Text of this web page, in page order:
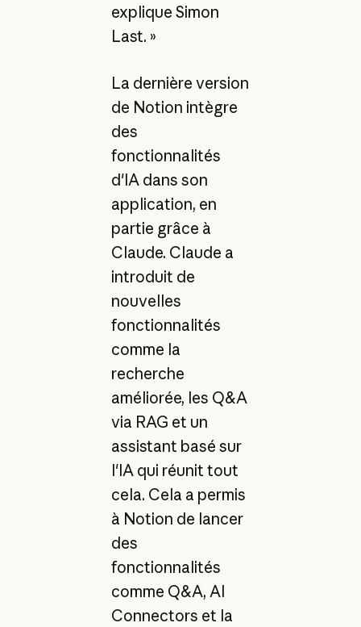
explique Simon
Last. »
La dernière version
de Notion intègre
des
fonctionnalités
d'IA dans son
application, en
partie grâce à
Claude. Claude a
introduit de
nouvelles
fonctionnalités
comme la
recherche
améliorée, les Q&A
via RAG et un
assistant basé sur
l'IA qui réunit tout
cela. Cela a permis
à Notion de lancer
des
fonctionnalités
comme Q&A, AI
Connectors et la